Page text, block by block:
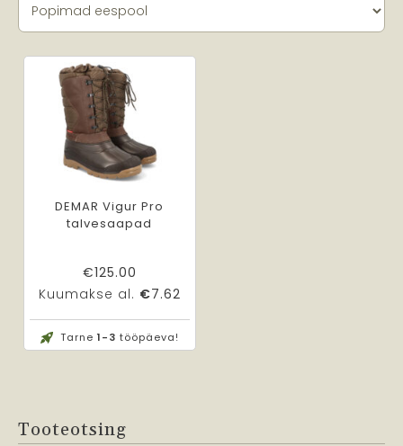
DEMAR Vigur Pro
talvesaapad
€125.00
Kuumakse al. €7.62
Tarne 1-3 tööpäeva!
Tooteotsing